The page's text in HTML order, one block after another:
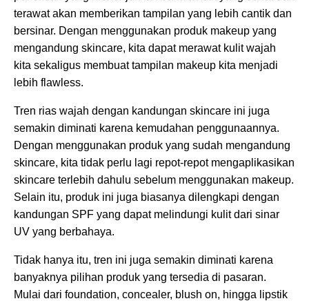
terawat akan memberikan tampilan yang lebih cantik dan
bersinar. Dengan menggunakan produk makeup yang
mengandung skincare, kita dapat merawat kulit wajah
kita sekaligus membuat tampilan makeup kita menjadi
lebih flawless.
Tren rias wajah dengan kandungan skincare ini juga
semakin diminati karena kemudahan penggunaannya.
Dengan menggunakan produk yang sudah mengandung
skincare, kita tidak perlu lagi repot-repot mengaplikasikan
skincare terlebih dahulu sebelum menggunakan makeup.
Selain itu, produk ini juga biasanya dilengkapi dengan
kandungan SPF yang dapat melindungi kulit dari sinar
UV yang berbahaya.
Tidak hanya itu, tren ini juga semakin diminati karena
banyaknya pilihan produk yang tersedia di pasaran.
Mulai dari foundation, concealer, blush on, hingga lipstik